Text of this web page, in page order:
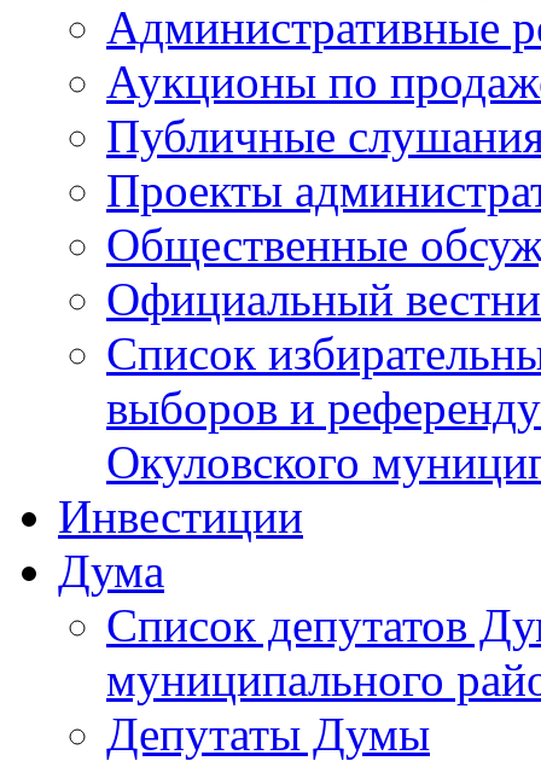
Административные
Аукционы по
Публичные
Проекты
Общественные
Официальный
Список
выборов и
Окуловского
Инвестиции
Дума
Список депутатов
муниципального
Депутаты Думы